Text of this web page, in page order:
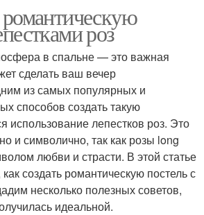
романтическую
роз
в спальне — это важная
сделать ваш вечер
из самых популярных и
способов создать такую
использование лепестков роз. Это
и символично, так как розы long
любви и страсти. В этой статье
создать романтическую постель с
несколько полезных советов,
идеальной.